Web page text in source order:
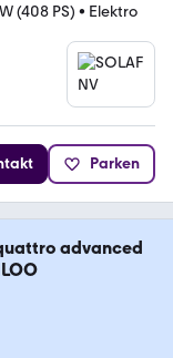
(408 PS) • Elektro
Parken
advanced